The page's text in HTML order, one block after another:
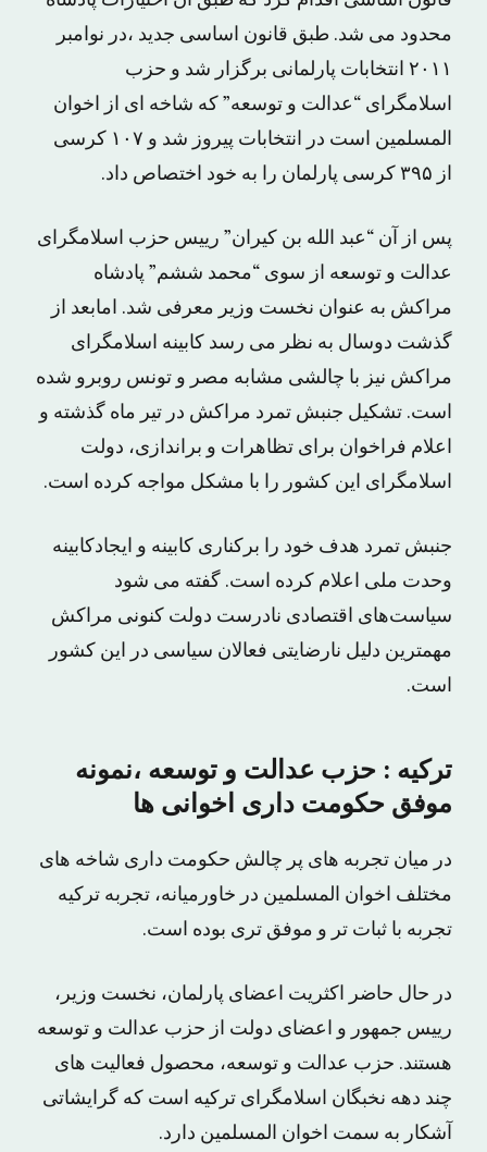
محدود مى شد. طبق قانون اساسى جدید ،در نوامبر
٢٠١١ انتخابات پارلمانى برگزار شد و حزب
اسلامگراى “عدالت و توسعه” که شاخه اى از اخوان
المسلمین است در انتخابات پیروز شد و ١٠٧ کرسی
از ٣٩۵ کرسی پارلمان را به خود اختصاص داد.
پس از آن “عبد الله بن کیران” رییس حزب اسلامگراى
عدالت و توسعه از سوى “محمد ششم” پادشاه
مراکش به عنوان نخست وزیر معرفى شد. امابعد از
گذشت دوسال به نظر مى رسد کابینه اسلامگرای
مراکش نیز با چالشى مشابه مصر و تونس روبرو شده
است. تشکیل جنبش تمرد مراکش در تیر ماه گذشته و
اعلام فراخوان براى تظاهرات و براندازى، دولت
اسلامگراى این کشور را با مشکل مواجه کرده است.
جنبش تمرد هدف خود را برکنارى کابینه و ایجادکابینه
وحدت ملى اعلام کرده است. گفته مى شود
سیاست‌های اقتصادی نادرست دولت کنونی مراکش
مهمترین دلیل نارضایتى فعالان سیاسى در این کشور
است.
ترکیه : حزب عدالت و توسعه ،نمونه
موفق حکومت داری اخوانی ها
در میان تجربه هاى پر چالش حکومت دارى شاخه هاى
مختلف اخوان المسلمین در خاورمیانه، تجربه ترکیه
تجربه با ثبات تر و موفق ترى بوده است.
در حال حاضر اکثریت اعضاى پارلمان، نخست وزیر،
رییس جمهور و اعضاى دولت از حزب عدالت و توسعه
هستند. حزب عدالت و توسعه، محصول فعالیت های
چند دهه نخبگان اسلامگرای ترکیه است که گرایشاتی
آشکار به سمت اخوان المسلمین دارد.